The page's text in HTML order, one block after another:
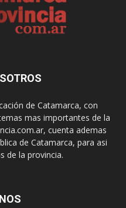
de Catamarca, con
mas importantes de la
cuenta ademas
de Catamarca, para asi
de la provincia.